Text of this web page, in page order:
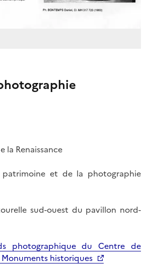
la Renaissance
et de la photographie
sud-ouest du pavillon nord-
photographique du Centre de
Monuments historiques